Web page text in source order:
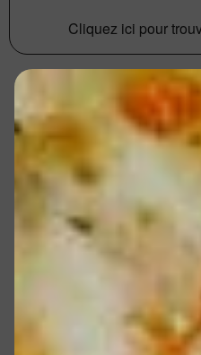
Cliquez ici pour